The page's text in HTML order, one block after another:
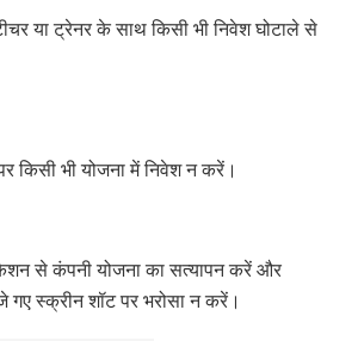
या ट्रेनर के साथ किसी भी निवेश घोटाले से
किसी भी योजना में निवेश न करें।
से कंपनी योजना का सत्यापन करें और
गए स्क्रीन शॉट पर भरोसा न करें।